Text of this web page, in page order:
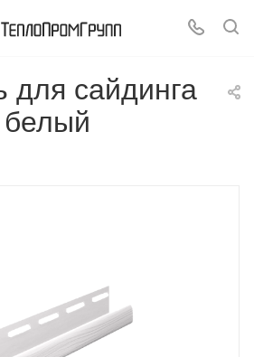
для сайдинга
белый